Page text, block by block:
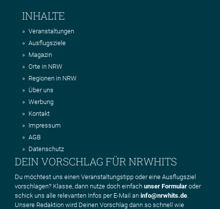
INHALTE
Veranstaltungen
Ausflugsziele
Magazin
Orte in NRW
Regionen in NRW
Über uns
Werbung
Kontakt
Impressum
AGB
Datenschutz
DEIN VORSCHLAG FÜR NRWHITS
Du möchtest uns einen Veranstaltungstipp oder eine Ausflugsziel
vorschlagen? Klasse, dann nutze doch einfach unser Formular oder
schick uns alle relevanten Infos per E-Mail an info@nrwhits.de
Unsere Redaktion wird Deinen Vorschlag dann so schnell wie